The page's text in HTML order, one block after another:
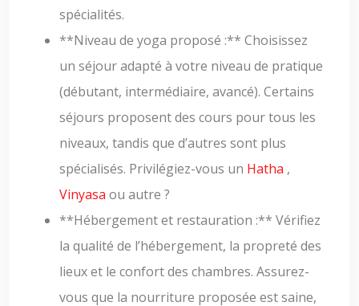
spécialités.
**Niveau de yoga proposé :** Choisissez
un séjour adapté à votre niveau de pratique
(débutant, intermédiaire, avancé). Certains
séjours proposent des cours pour tous les
niveaux, tandis que d’autres sont plus
spécialisés. Privilégiez-vous un Hatha ,
Vinyasa ou autre ?
**Hébergement et restauration :** Vérifiez
la qualité de l’hébergement, la propreté des
lieux et le confort des chambres. Assurez-
vous que la nourriture proposée est saine,